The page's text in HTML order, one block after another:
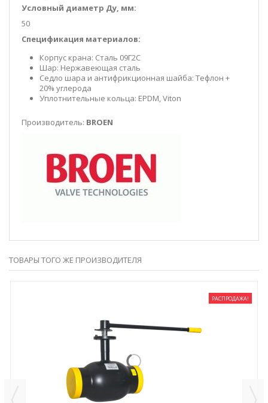
Условный диаметр Ду, мм:
50
Спецификация материалов:
Корпус крана: Сталь 09Г2С
Шар: Нержавеющая сталь
Седло шара и антифрикционная шайба: Тефлон +
20% углерода
Уплотнительные кольца: EPDM, Viton
Производитель: BROEN
ТОВАРЫ ТОГО ЖЕ ПРОИЗВОДИТЕЛЯ
РАСПРОДАЖА!